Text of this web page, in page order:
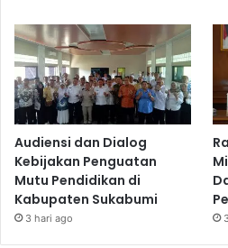
Audiensi dan Dialog
Kebijakan Penguatan
Mutu Pendidikan di
Kabupaten Sukabumi
3 hari ago